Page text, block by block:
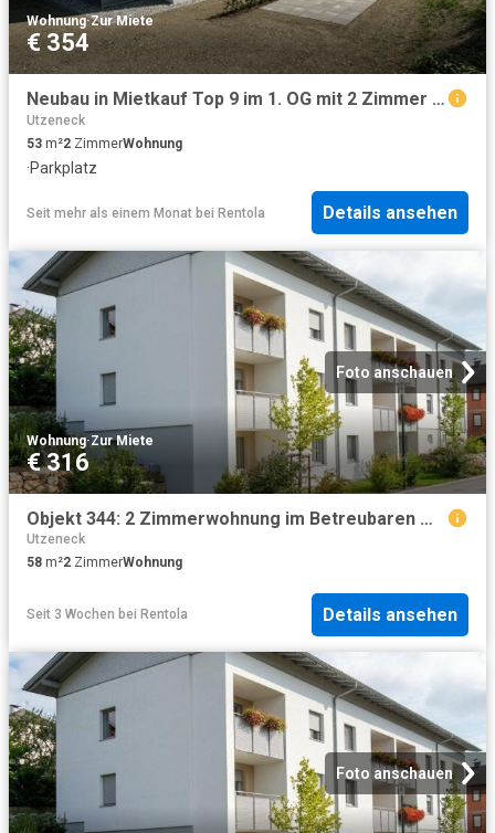
Wohnung·Zur Miete
€ 354
Neubau in Mietkauf Top 9 im 1. OG mit 2 Zimmer inkl. Carport
Utzeneck
53 m²2 ZimmerWohnung
·Parkplatz
Seit mehr als einem Monat bei Rentola Details ansehen
Foto anschauen
Wohnung·Zur Miete
€ 316
Objekt 344: 2 Zimmerwohnung im Betreubaren Wohnen in 5251 Höhnhart Nr. 28, Top 1
Utzeneck
58 m²2 ZimmerWohnung
Seit 3 Wochen bei Rentola Details ansehen
Foto anschauen